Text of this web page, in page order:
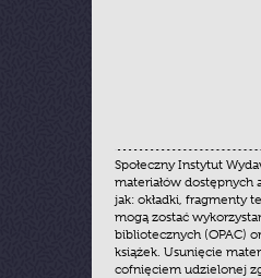
Społeczny Instytut
materiałów
jak: okładki, fragmenty
mogą zostać
bibliotecznych (OPAC)
książek. Usunięcie
cofnięciem udzielonej